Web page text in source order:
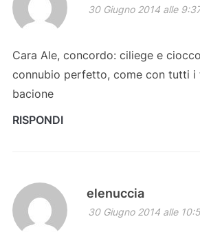
30 Giugno 2014 alle
Cara Ale, concordo: ciliege e
connubio perfetto, come con tutti i
bacione
RISPONDI
elenuccia
30 Giugno 2014 alle